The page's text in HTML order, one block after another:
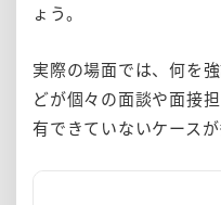
ょう。
実際の場面では、何を
どが個々の面談や面接
有できていないケース